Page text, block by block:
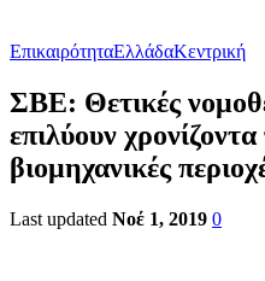
ΕπικαιρότηταΕλλάδαΚεντρική
ΣΒΕ: Θετικές
επιλύουν
βιομηχανικές
Last updated Νοέ 1, 2019 0